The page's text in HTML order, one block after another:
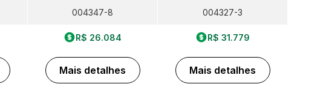
004347-8
R$ 26.084
Mais detalhes
004327-3
R$ 31.779
Mais detalhes